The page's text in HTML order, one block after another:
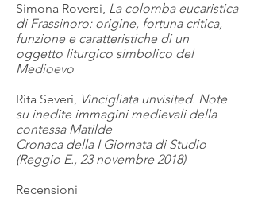
Simona Roversi, La colomba eucaristica
di Frassinoro: origine, fortuna critica,
funzione e caratteristiche di un
oggetto liturgico simbolico del
Medioevo
Rita Severi, Vincigliata unvisited. Note
su inedite immagini medievali della
contessa Matilde
Cronaca della I Giornata di Studio
(Reggio E., 23 novembre 2018)
Recensioni